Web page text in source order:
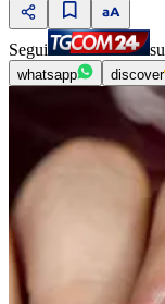
Segui su
whatsapp discover